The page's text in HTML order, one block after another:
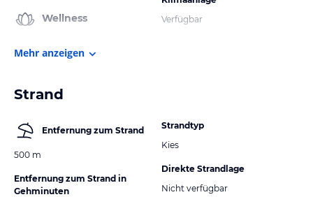
Wellness
Verfügbar
Mehr anzeigen
Strand
Entfernung zum Strand
500 m
Entfernung zum Strand in
Gehminuten
Strandtyp
Kies
Direkte Strandlage
Nicht verfügbar